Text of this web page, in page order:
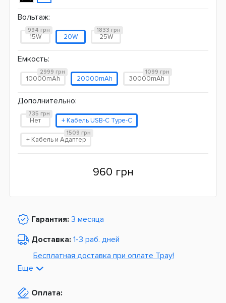
Вольтаж:
15W
994 грн
20W 25W
1833 грн
Емкость:
10000mAh
2999 грн
20000mAh 30000mAh
1099 грн
Дополнительно:
Нет
735 грн
+ Кабель USB-C Type-C
+ Кабель и Адаптер
1509 грн
960 грн
Гарантия: 3 месяца
Доставка: 1-3 раб. дней
Бесплатная доставка при оплате Tpay!
Из Европы от
Еще
Оплата: